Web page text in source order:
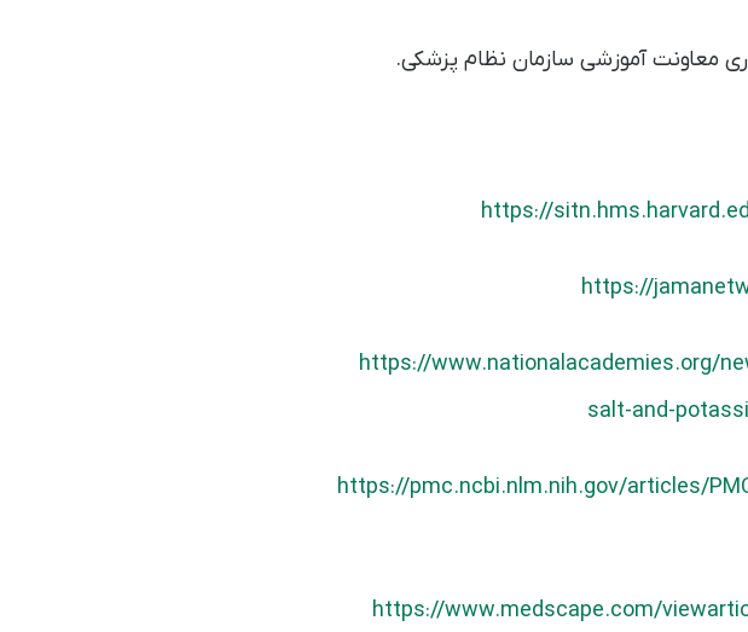
معاونت آموزشی سازمان نظام پزشکی.
https://
https://
https://www.nationalacademies.org/
salt-and-
https://pmc.ncbi.nlm.nih.gov/articles/
https://www.medscape.com/